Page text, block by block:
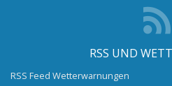
RSS UND
RSS Feed Wetterwarnungen